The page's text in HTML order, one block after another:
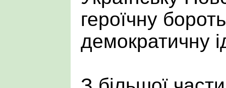
героїчну
демократичну